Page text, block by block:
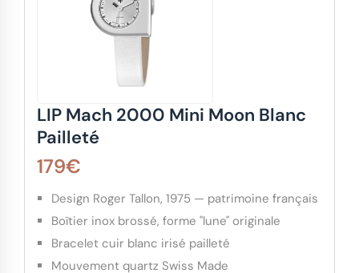
LIP Mach 2000 Mini Moon Blanc
Pailleté
179€
Design Roger Tallon, 1975 — patrimoine français
Boîtier inox brossé, forme "lune" originale
Bracelet cuir blanc irisé pailleté
Mouvement quartz Swiss Made